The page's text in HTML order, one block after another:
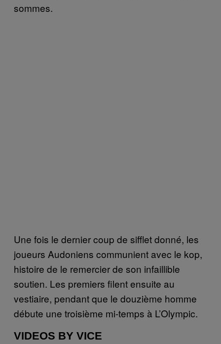
sommes.
Une fois le dernier coup de sifflet donné, les
joueurs Audoniens communient avec le kop,
histoire de le remercier de son infaillible
soutien. Les premiers filent ensuite au
vestiaire, pendant que le douzième homme
débute une troisième mi-temps à L’Olympic.
VIDEOS BY VICE